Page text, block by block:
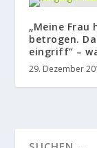
„Meine
betrogen.
eingriff“ –
29. Dezember